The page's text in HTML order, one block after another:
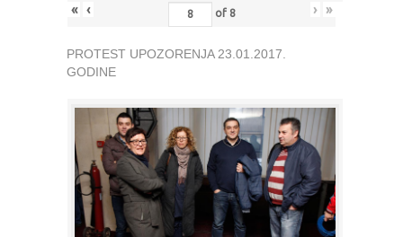
« ‹ of 8 › »
PROTEST UPOZORENJA 23.01.2017.
GODINE